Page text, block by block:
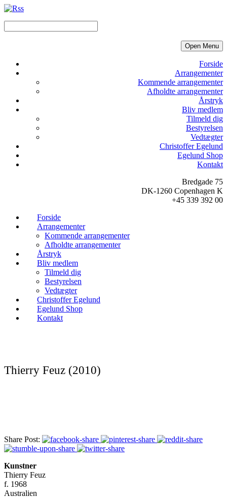
Open Menu
Forside
Arrangementer
Kommende arrangementer
Afholdte arrangementer
Årstryk
Bliv medlem
Tilmeld dig
Bestyrelsen
Vedtægter
Christoffer Egelund
Egelund Shop
Kontakt
Bredgade 75
DK-1260 Copenhagen K
+45 339 392 00
Forside
Arrangementer
Kommende arrangementer
Afholdte arrangementer
Årstryk
Bliv medlem
Tilmeld dig
Bestyrelsen
Vedtægter
Christoffer Egelund
Egelund Shop
Kontakt
Thierry Feuz (2010)
Share Post:
Kunstner
Thierry Feuz
f. 1968
Australien